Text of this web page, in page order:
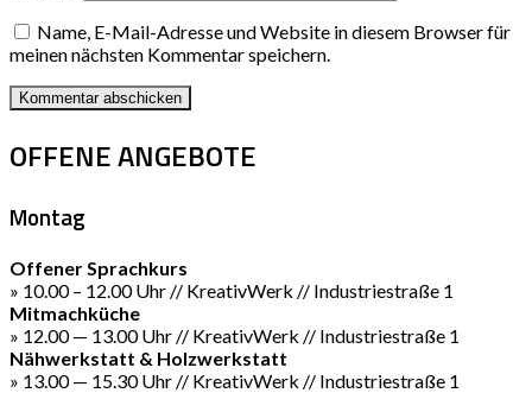
Name, E-Mail-Adresse und Website in diesem Browser für
meinen nächsten Kommentar speichern.
OFFENE ANGEBOTE
Montag
Offener Sprachkurs
» 10.00 – 12.00 Uhr // KreativWerk // Industriestraße 1
Mitmachküche
» 12.00 — 13.00 Uhr // KreativWerk // Industriestraße 1
Nähwerkstatt & Holzwerkstatt
» 13.00 — 15.30 Uhr // KreativWerk // Industriestraße 1